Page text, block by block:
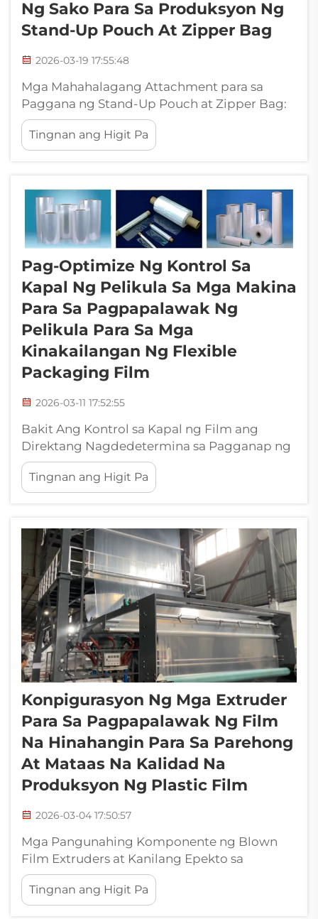
Ng Sako Para Sa Produksyon Ng
Stand-Up Pouch At Zipper Bag
2026-03-19 17:55:48
Mga Mahahalagang Attachment para sa
Paggana ng Stand-Up Pouch at Zipper Bag:
Mga Yunit para sa Pagpasok ng Zipper—
Tumpak na Alignment at Thermal Bonding
para sa Integrasyon ng Ziplock. Ang
ay mayroong espesyal na mga sistema para
sa pagpasok ng zipper na lumilikha ng...
Tingnan ang Higit Pa
Pag-Optimize Ng Kontrol Sa
Kapal Ng Pelikula Sa Mga Makina
Para Sa Pagpapalawak Ng
Pelikula Para Sa Mga
Kinakailangan Ng Flexible
Packaging Film
2026-03-11 17:52:55
Bakit Ang Kontrol sa Kapal ng Film ang
Direktang Nagdedetermina sa Pagganap ng
Packaging: Pagkawala ng Mechanical
Strength dahil sa ±8% na pagbabago sa kapal
ng mga heat-seal layer. Kapag hindi pare-
mga heat seal layer ay nagbabago ng higit sa
humigit-kumulang 8%, ito...
Tingnan ang Higit Pa
Konpigurasyon Ng Mga Extruder
Para Sa Pagpapalawak Ng Film
Na Hinahangin Para Sa Parehong
At Mataas Na Kalidad Na
Produksyon Ng Plastic Film
2026-03-04 17:50:57
Mga Pangunahing Komponente ng Blown
Film Extruders at Kanilang Epekto sa
Pagkakapareho ng Melt: Geometry ng Screw
at Compression Ratio—Pagbabalanse ng
Shear, Paghalo, at Pagkakapareho ng Melt.
Tingnan ang Higit Pa